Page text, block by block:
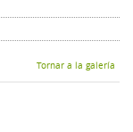
Tornar a la galería